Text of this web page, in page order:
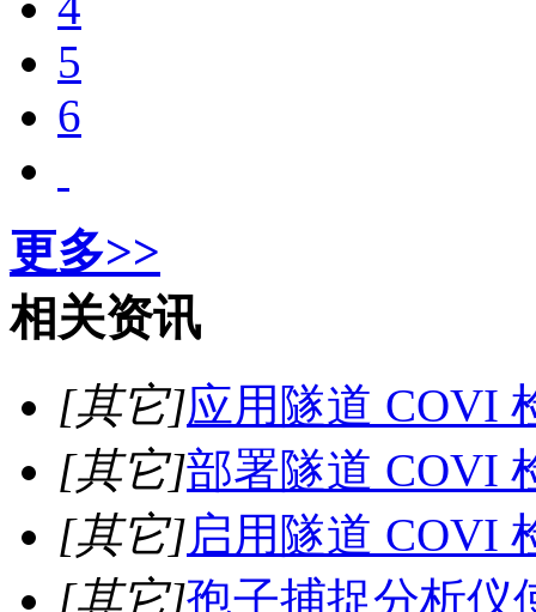
5
6
更多>>
相关资讯
[其它]应用隧道 COVI
[其它]部署隧道 COVI
[其它]启用隧道 COVI
[其它]孢子捕捉分析仪